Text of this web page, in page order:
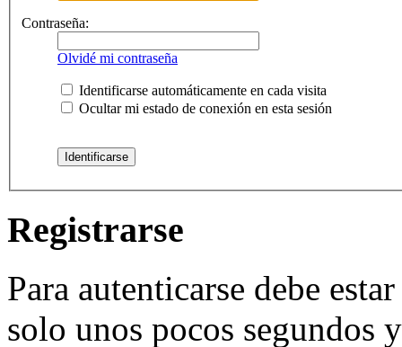
Contraseña:
Olvidé mi contraseña
Identificarse automáticamente en cada visita
Ocultar mi estado de conexión en esta sesión
Registrarse
Para autenticarse debe
solo unos pocos segundos